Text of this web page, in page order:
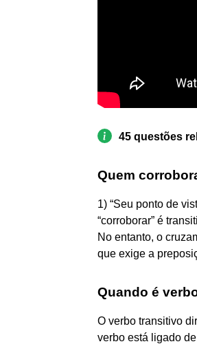
45 questões
Quem
1) “Seu ponto de
“corroborar” é
No entanto, o
que exige a
Quando é
O verbo transitivo
verbo está ligado